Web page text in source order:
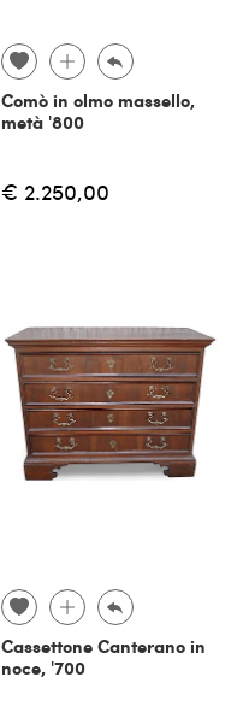
Comò in olmo massello,
metà '800
€ 2.250,00
Cassettone Canterano in
noce, '700